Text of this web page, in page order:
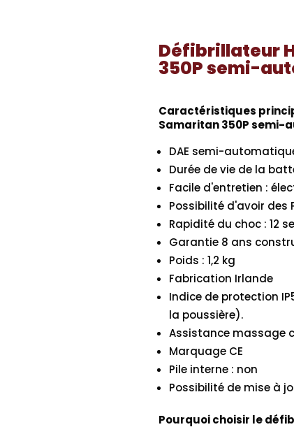
Défibrillateur
350P semi-
Caractéristiques
Samaritan 350P semi-
DAE semi-
Durée de vie de la
Facile d'entretien :
Possibilité d'avoir des
Rapidité du choc : 12
Garantie 8 ans
Poids : 1,2 kg
Fabrication Irlande
Indice de protection
la poussière).
Assistance massage
Marquage CE
Pile interne : non
Possibilité de mise à
Pourquoi choisir le